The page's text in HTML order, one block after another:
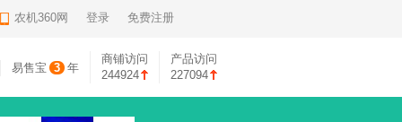
农机360网 登录 免费注册
易售宝 3 年
商铺访问
244924
产品访问
227094